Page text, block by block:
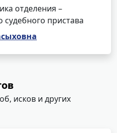
отделения –
судебного пристава
исков и других